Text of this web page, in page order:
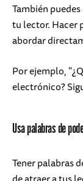
También
tu lector. Hacer
abordar
Por ejemplo,
electrónico?
Usa palabras de
Tener palabras